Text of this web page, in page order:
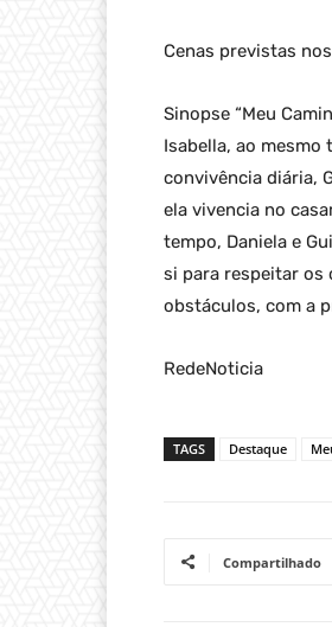
Cenas previstas
Sinopse “Meu
Isabella, ao mesmo
convivência diária,
ela vivencia no
tempo, Daniela e
si para respeitar os
obstáculos, com a
RedeNoticia
TAGS Destaque
Compartilhado